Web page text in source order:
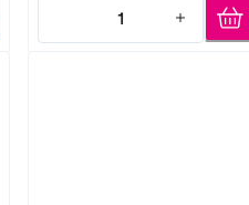
1
Quantity: 1